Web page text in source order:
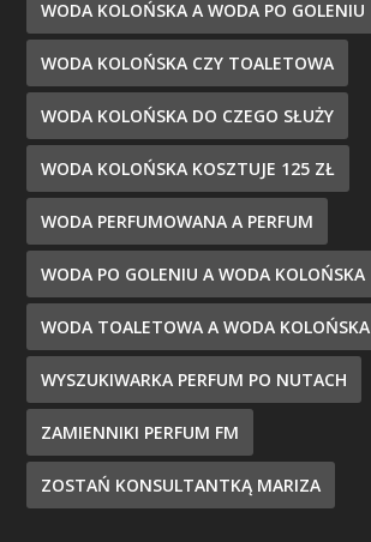
WODA KOLOŃSKA A WODA PO GOLENIU
WODA KOLOŃSKA CZY TOALETOWA
WODA KOLOŃSKA DO CZEGO SŁUŻY
WODA KOLOŃSKA KOSZTUJE 125 ZŁ
WODA PERFUMOWANA A PERFUM
WODA PO GOLENIU A WODA KOLOŃSKA
WODA TOALETOWA A WODA KOLOŃSKA
WYSZUKIWARKA PERFUM PO NUTACH
ZAMIENNIKI PERFUM FM
ZOSTAŃ KONSULTANTKĄ MARIZA